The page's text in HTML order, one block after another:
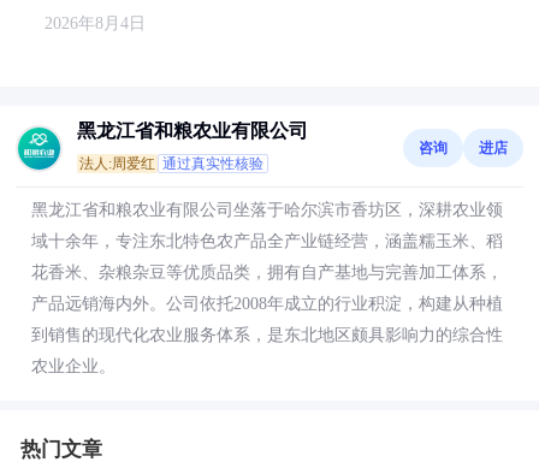
2026年8月4日
黑龙江省和粮农业有限公司
法人:周爱红 通过真实性核验
咨询 进店
黑龙江省和粮农业有限公司坐落于哈尔滨市香坊区，深耕农业领
域十余年，专注东北特色农产品全产业链经营，涵盖糯玉米、稻
花香米、杂粮杂豆等优质品类，拥有自产基地与完善加工体系，
产品远销海内外。公司依托2008年成立的行业积淀，构建从种植
到销售的现代化农业服务体系，是东北地区颇具影响力的综合性
农业企业。
热门文章